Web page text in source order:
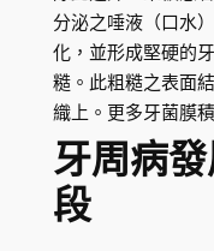
分泌之唾液（口水
化，並形成堅硬的
糙。此粗糙之表面
織上。更多牙菌膜
牙周病
段